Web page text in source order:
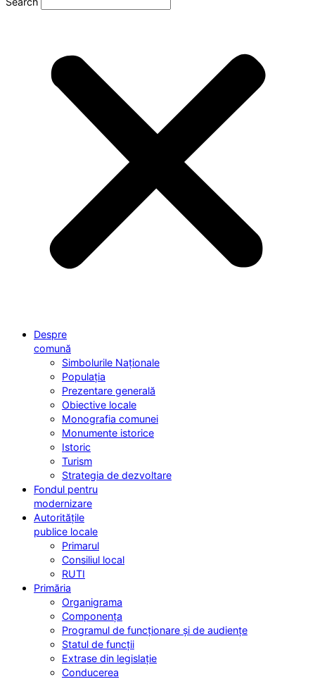
Despre
comună
Simbolurile Naționale
Populația
Prezentare generală
Obiective locale
Monografia comunei
Monumente istorice
Istoric
Turism
Strategia de dezvoltare
Fondul pentru
modernizare
Autoritățile
publice locale
Primarul
Consiliul local
RUTI
Primăria
Organigrama
Componența
Programul de funcționare și de audiențe
Statul de funcții
Extrase din legislație
Conducerea